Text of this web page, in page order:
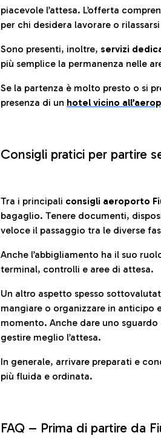
piacevole l’attesa. L’offerta
per chi desidera lavorare o
Sono presenti, inoltre, servizi
più semplice la permanenza nelle
Se la partenza è molto presto o si
presenza di un hotel vicino
Consigli pratici per partire
Tra i principali consigli aeroporto
bagaglio. Tenere documenti,
veloce il passaggio tra le diverse
Anche l’abbigliamento ha il suo
terminal, controlli e aree di attesa.
Un altro aspetto spesso
mangiare o organizzare in anticipo
momento. Anche dare uno
gestire meglio l’attesa.
In generale, arrivare preparati e
più fluida e ordinata.
FAQ – Prima di partire da